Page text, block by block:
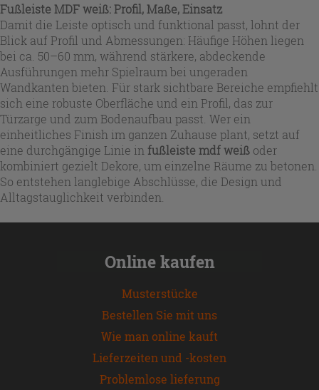
Fußleiste MDF weiß: Profil, Maße, Einsatz
Damit die Leiste optisch und funktional passt, lohnt der
Blick auf Profil und Abmessungen: Häufige Höhen liegen
bei ca. 50–60 mm, während stärkere, abdeckende
Ausführungen mehr Spielraum bei ungeraden
Wandkanten bieten. Für stark sichtbare Bereiche empfiehlt
sich eine robuste Oberfläche und ein Profil, das zur
Türzarge und zum Bodenaufbau passt. Wer ein
einheitliches Finish im ganzen Zuhause plant, setzt auf
eine durchgängige Linie in fußleiste mdf weiß oder
kombiniert gezielt Dekore, um einzelne Räume zu betonen.
So entstehen langlebige Abschlüsse, die Design und
Alltagstauglichkeit verbinden.
Online kaufen
Musterstücke
Bestellen Sie mit uns
Wie man online kauft
Lieferzeiten und -kosten
Problemlose lieferung